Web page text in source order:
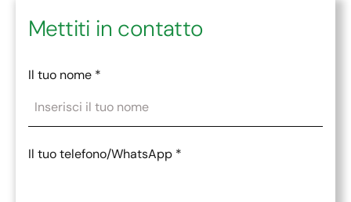
Mettiti in contatto
Il tuo nome *
Il tuo telefono/WhatsApp *